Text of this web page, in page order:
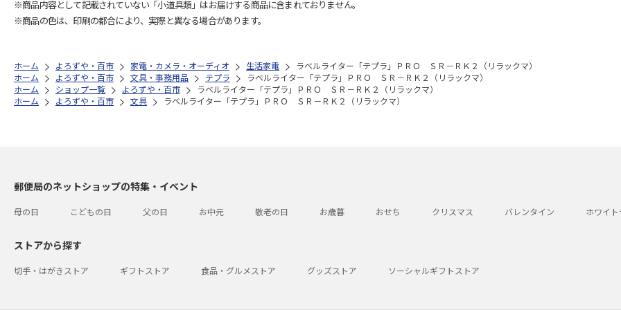
※商品内容として記載されていない「小道具類」はお届けする商品に含まれておりません。
※商品の色は、印刷の都合により、実際と異なる場合があります。
ホーム よろずや・百市 家電・カメラ・オーディオ 生活家電
ラベルライター「テプラ」ＰＲＯ ＳＲ－ＲＫ２（リラックマ）
ホーム
よろずや・百市 文具・事務用品 テプラ
ラベルライター「テプラ」ＰＲＯ ＳＲ－ＲＫ２（リラックマ）
ホーム
ショップ一覧 よろずや・百市
ラベルライター「テプラ」ＰＲＯ ＳＲ－ＲＫ２（リラックマ）
ホーム
よろずや・百市 文具 ラベルライター「テプラ」ＰＲＯ ＳＲ－ＲＫ２（リラックマ）
郵便局のネットショップの特集・イベント
母の日 こどもの日 父の日 お中元 敬老の日 お歳暮 おせち クリスマス バレンタイン ホワイ
ストアから探す
切手・はがきストア ギフトストア 食品・グルメストア グッズストア ソーシャルギフトストア